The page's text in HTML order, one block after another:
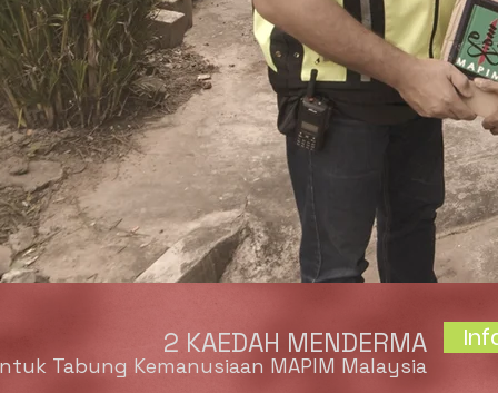
2 KAEDAH MENDERMA
Tabung Kemanusiaan MAPIM Malaysia